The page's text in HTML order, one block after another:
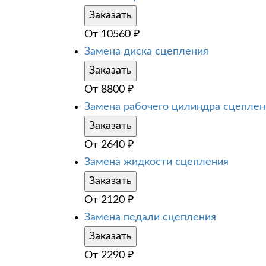
Заказать
От 10560 ₽
Замена диска сцепления
Заказать
От 8800 ₽
Замена рабочего цилиндра
Заказать
От 2640 ₽
Замена жидкости сцепления
Заказать
От 2120 ₽
Замена педали сцепления
Заказать
От 2290 ₽